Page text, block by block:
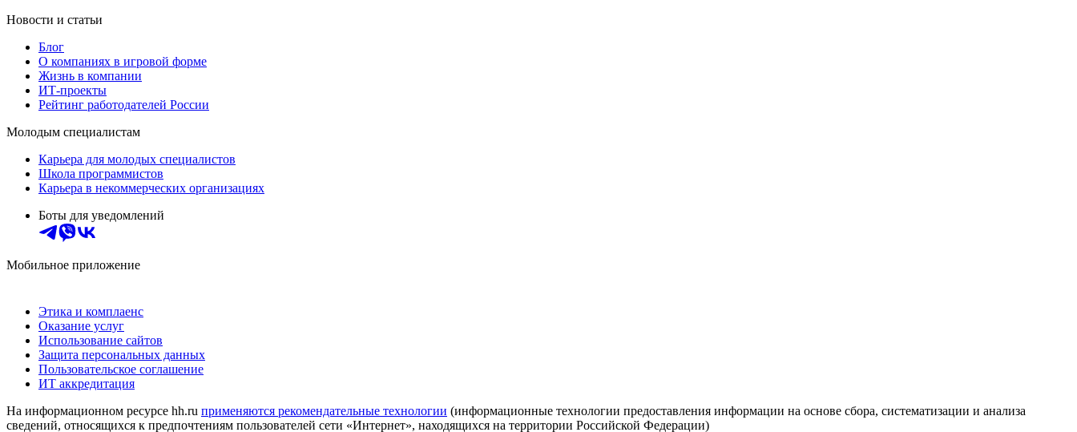
Новости и статьи
Блог
О компаниях в игровой форме
Жизнь в компании
ИТ-проекты
Рейтинг работодателей России
Молодым специалистам
Карьера для молодых специалистов
Школа программистов
Карьера в некоммерческих организациях
Боты для уведомлений
Мобильное приложение
Этика и комплаенс
Оказание услуг
Использование сайтов
Защита персональных данных
Пользовательское соглашение
ИТ аккредитация
На информационном ресурсе hh.ru применяются рекомендательные технологии (информационные технологии предоставления информации на основе сбора, систематизации и анализа
сведений, относящихся к предпочтениям пользователей сети «Интернет», находящихся на территории Российской Федерации)